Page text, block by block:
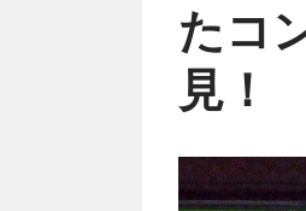
たコ
見！